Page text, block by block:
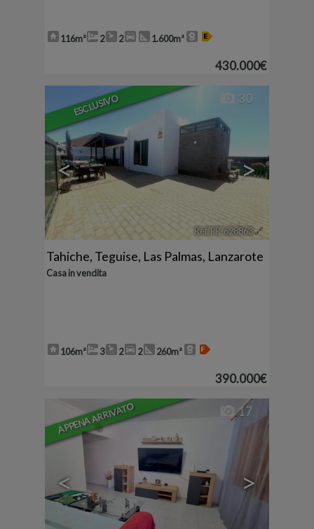
116m² 2 2 1.600m²
430.000€
ESCLUSIVO
< >
30
Ref. PP-628863🔗
Tahiche, Teguise, Las Palmas, Lanzarote
Casa in vendita
106m² 3 2 2 260m²
390.000€
APPENA ARRIVATO
< >
17